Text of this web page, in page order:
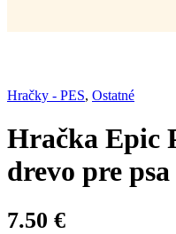
Hračky - PES, Ostatné
Hračka Epic
drevo pre psa
7.50 €